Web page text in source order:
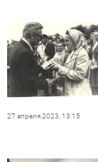
27 апреля 2023, 13:15